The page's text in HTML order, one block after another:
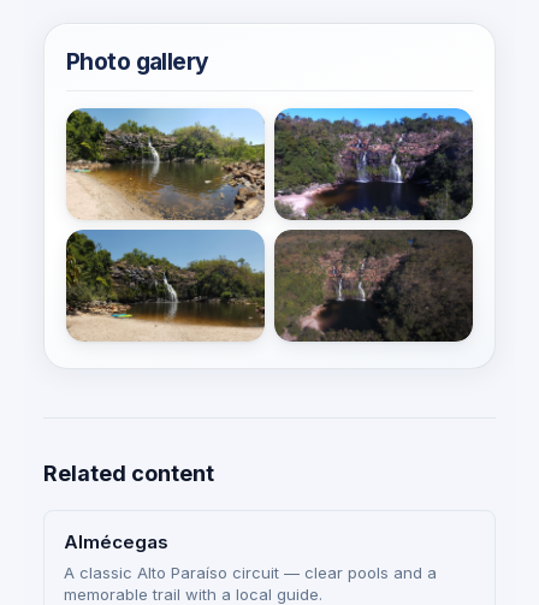
Photo gallery
Related content
Almécegas
A classic Alto Paraíso circuit — clear pools and a
memorable trail with a local guide.